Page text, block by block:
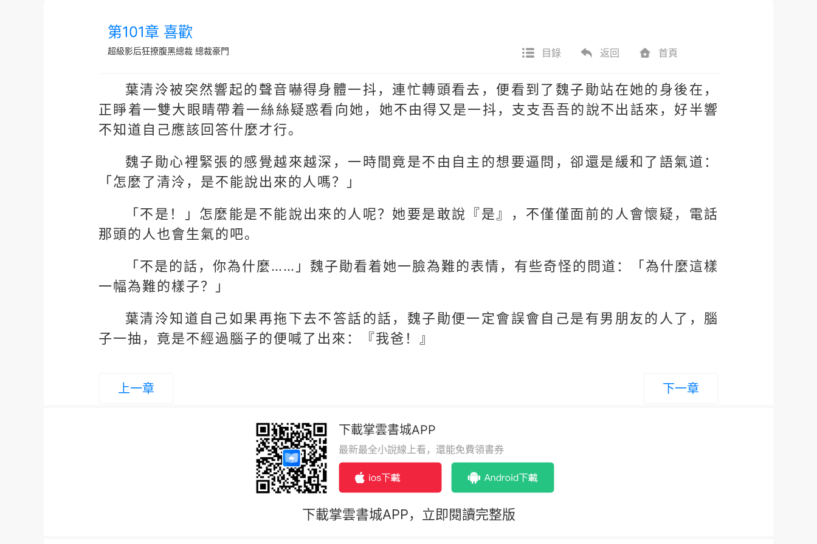
第101章 喜歡
超級影后狂撩腹黑總裁 總裁豪門 目錄 返回 首頁
葉清泠被突然響起的聲音嚇得身體一抖，連忙轉頭看去，便看到了魏子勛站在她的身後在，
正睜着一雙大眼睛帶着一絲絲疑惑看向她，她不由得又是一抖，支支吾吾的說不出話來，好半響
不知道自己應該回答什麼才行。
魏子勛心裡緊張的感覺越來越深，一時間竟是不由自主的想要逼問，卻還是緩和了語氣道：
「怎麼了清泠，是不能說出來的人嗎？」
「不是！」怎麼能是不能說出來的人呢？她要是敢說『是』，不僅僅面前的人會懷疑，電話
那頭的人也會生氣的吧。
「不是的話，你為什麼……」魏子勛看着她一臉為難的表情，有些奇怪的問道：「為什麼這樣
一幅為難的樣子？」
葉清泠知道自己如果再拖下去不答話的話，魏子勛便一定會誤會自己是有男朋友的人了，腦
子一抽，竟是不經過腦子的便喊了出來：『我爸！』
上一章 下一章
下載掌雲書城APP
最新最全小說線上看，還能免費領書券
下載掌雲書城APP，立即閱讀完整版